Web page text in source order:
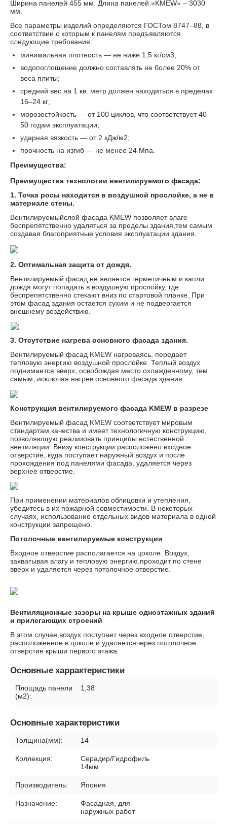
Ширина панелей 455 мм. Длина панелей «KMEW» – 3030
мм.
Все параметры изделий определяются ГОСТом 8747–88, в
соответствии с которым к панелям предъявляются
следующие требования:
минимальная плотность — не ниже 1,5 кг/см3;
водопоглощение должно составлять не более 20% от
веса плиты;
средний вес на 1 кв. метр должен находиться в пределах
16–24 кг;
морозостойкость — от 100 циклов, что соответствует 40–
50 годам эксплуатации;
ударная вязкость — от 2 кДж/м2;
прочность на изгиб — не менее 24 Мпа.
Преимущества:
Преимущества технологии вентилируемого фасада:
1. Точка росы находится в воздушной прослойке, а не в
материале стены.
Вентилируемыйслой фасада KMEW позволяет влаге
беспрепятственно удаляться за пределы здания,тем самым
создавая благоприятные условия эксплуатации здания.
2. Оптимальная защита от дождя.
Вентилируемый фасад не является герметичным и капли
дождя могут попадать в воздушную прослойку, где
беспрепятственно стекают вниз по стартовой планке. При
этом фасад здания остается сухим и не подвергается
внешнему воздействию.
3. Отсутствие нагрева основного фасада здания.
Вентилируемый фасад KMEW нагреваясь, передает
тепловую энергию воздушной прослойке. Теплый воздух
поднимается вверх, освобождая место охлажденному, тем
самым, исключая нагрев основного фасада здания.
Конструкция вентилируемого фасада KMEW в разрезе
Вентилируемый фасад KMEW соответствует мировым
стандартам качества и имеет технологичную конструкцию,
позволяющую реализовать принципы естественной
вентиляции. Внизу конструкции расположено входное
отверстие, куда поступает наружный воздух и после
прохождения под панелями фасада, удаляется через
верхнее отверстие.
При применении материалов облицовки и утепления,
убедитесь в их пожарной совместимости. В некоторых
случаях, использование отдельных видов материала в одной
конструкции запрещено.
Потолочные вентилируемые конструкции
Входное отверстие располагается на цоколе. Воздух,
захватывая влагу и тепловую энергию,проходит по стене
вверх и удаляется через потолочное отверстие.
Вентиляционные зазоры на крыше одноэтажных зданий
и прилегающих строений
В этом случае,воздух поступает через входное отверстие,
расположенное в цоколе и удаляетсячерез потолочное
отверстие крыши первого этажа.
Основные харрактеристики
Площадь панели
(м2):
1,38
Основные характеристики
Толщина(мм): 14
Коллекция:
Серадир/Гидрофиль
14мм
Производитель: Япония
Назначение:
Фасадная, для
наружных работ